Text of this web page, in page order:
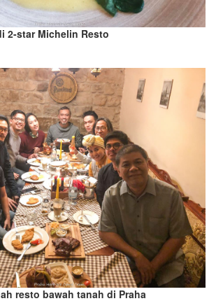
2-star Michelin Resto
resto bawah tanah di Praha